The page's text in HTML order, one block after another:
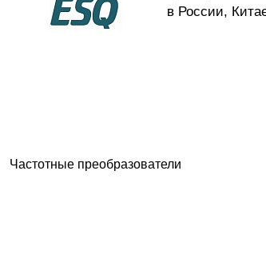
в России,
Частотные преобразователи